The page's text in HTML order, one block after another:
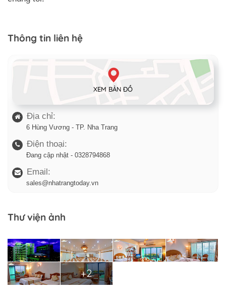
Thông tin liên hệ
XEM BẢN ĐỒ
Địa chỉ:
6 Hùng Vương - TP. Nha Trang
Điện thoại:
Đang cập nhật - 0328794868
Email:
sales@nhatrangtoday.vn
Thư viện ảnh
+2